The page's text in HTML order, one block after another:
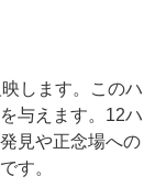
します。このハ
与えます。12ハ
見や正念場への
す。